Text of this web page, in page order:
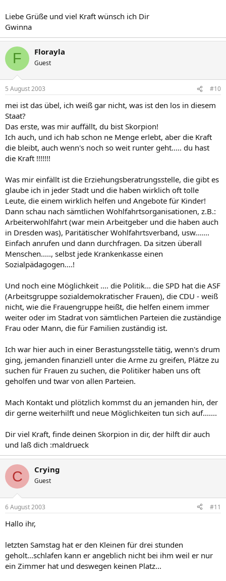
Liebe Grüße und viel Kraft wünsch ich Dir
Gwinna
F Florayla
Guest
5 August 2003 #10
mei ist das übel, ich weiß gar nicht, was ist den los in diesem
Staat?
Das erste, was mir auffällt, du bist Skorpion!
Ich auch, und ich hab schon ne Menge erlebt, aber die Kraft
die bleibt, auch wenn's noch so weit runter geht..... du hast
die Kraft !!!!!!!
Was mir einfällt ist die Erziehungsberatrungsstelle, die gibt es
glaube ich in jeder Stadt und die haben wirklich oft tolle
Leute, die einem wirklich helfen und Angebote für Kinder!
Dann schau nach sämtlichen Wohlfahrtsorganisationen, z.B.:
Arbeiterwohlfahrt (war mein Arbeitgeber und die haben auch
in Dresden was), Paritätischer Wohlfahrtsverband, usw.......
Einfach anrufen und dann durchfragen. Da sitzen überall
Menschen....., selbst jede Krankenkasse einen
Sozialpädagogen....!
Und noch eine Möglichkeit .... die Politik... die SPD hat die ASF
(Arbeitsgruppe sozialdemokratischer Frauen), die CDU - weiß
nicht, wie die Frauengruppe heißt, die helfen einem immer
weiter oder im Stadrat von sämtlichen Parteien die zuständige
Frau oder Mann, die für Familien zuständig ist.
Ich war hier auch in einer Berastungsstelle tätig, wenn's drum
ging, jemanden finanziell unter die Arme zu greifen, Plätze zu
suchen für Frauen zu suchen, die Politiker haben uns oft
geholfen und twar von allen Parteien.
Mach Kontakt und plötzlich kommst du an jemanden hin, der
dir gerne weiterhilft und neue Möglichkeiten tun sich auf.......
Dir viel Kraft, finde deinen Skorpion in dir, der hilft dir auch
und laß dich :maldrueck
C Crying
Guest
6 August 2003 #11
Hallo ihr,
letzten Samstag hat er den Kleinen für drei stunden
geholt...schlafen kann er angeblich nicht bei ihm weil er nur
ein Zimmer hat und deswegen keinen Platz...